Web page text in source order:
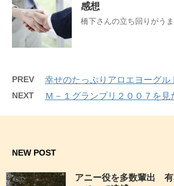
感想
橋下さんの立ち回りがうま
PREV 幸せのたっぷりアロエヨーグル
NEXT Ｍ－１グランプリ２００７を見
NEW POST
アニー役を多数輩出